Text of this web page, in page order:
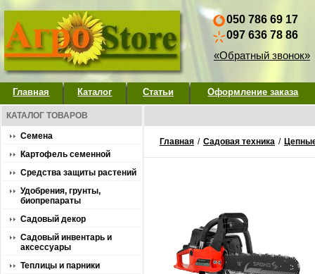
050 786 69 17
097 636 78 86
«Обратный звонок»
Главная Каталог Статьи Оформление заказа
КАТАЛОГ ТОВАРОВ
Семена
Картофель семенной
Средства защиты растений
Удобрения, грунты,
биопрепараты
Садовый декор
Садовый инвентарь и
аксессуары
Теплицы и парники
Главная / Садовая техника /